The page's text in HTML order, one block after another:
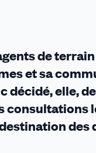
de
et sa
décidé, elle,
consultations
des